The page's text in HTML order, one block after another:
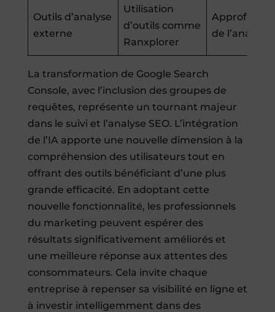
Outils d’analyse
externe
Utilisation
d’outils comme
Ranxplorer
de l’analyse
La transformation de Google Search
Console, avec l’inclusion des groupes de
requêtes, représente un tournant majeur
dans le suivi et l’analyse SEO. L’intégration
de l’IA apporte une nouvelle dimension à la
compréhension des utilisateurs tout en
offrant des outils bénéficiant d’une plus
grande efficacité. En adoptant cette
nouvelle fonctionnalité, les professionnels
du marketing peuvent espérer des
résultats significativement améliorés et
une meilleure réponse aux attentes des
consommateurs. Cela invite chaque
entreprise à repenser sa visibilité en ligne et
à investir intelligemment dans des